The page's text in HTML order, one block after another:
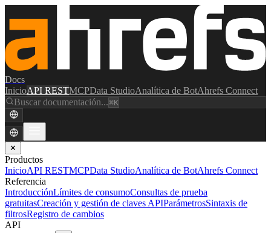
Docs
InicioAPI RESTMCPData StudioAnalítica de BotAhrefs Connect
Buscar documentación...⌘K
✕
Productos
InicioAPI RESTMCPData StudioAnalítica de BotAhrefs Connect
Referencia
IntroducciónLímites de consumoConsultas de prueba
gratuitasCreación y gestión de claves APIParámetrosSintaxis de
filtrosRegistro de cambios
API